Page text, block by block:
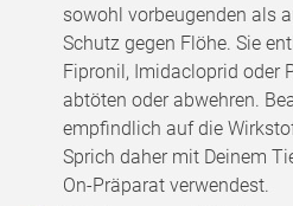
sowohl vorbeugenden als
Schutz gegen Flöhe. Sie
Fipronil, Imidacloprid oder
abtöten oder abwehren.
empfindlich auf die
Sprich daher mit Deinem
On-Präparat verwendest.